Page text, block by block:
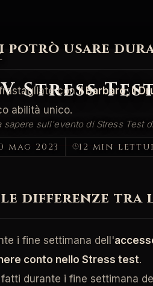
Stress
sapere sull'evento di Stress Test
mag 2023 12 min
potrò usare
conil Barbaro, il
abilità unico.
differenze tra
i fine settimana dell'
conto nello Stress test.
durante i fine settimana